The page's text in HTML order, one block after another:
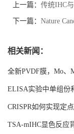
上一篇： 传统IHC
懂组织检测技术的
下一篇： Nature
相关新闻：
全新PVDF膜，Mo、
更强吸附！
ELISA实验中单组份
CRISPR如何实现定点
TSA-mIHC显色反应